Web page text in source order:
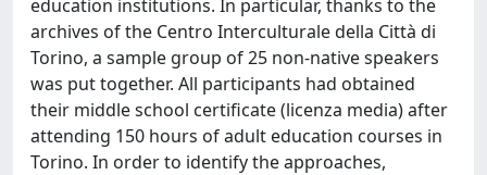
education institutions. In particular, thanks to the
archives of the Centro Interculturale della Città di
Torino, a sample group of 25 non-native speakers
was put together. All participants had obtained
their middle school certificate (licenza media) after
attending 150 hours of adult education courses in
Torino. In order to identify the approaches,